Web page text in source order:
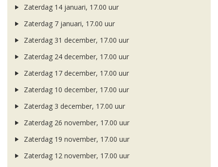
Zaterdag 14 januari, 17.00 uur
Zaterdag 7 januari, 17.00 uur
Zaterdag 31 december, 17.00 uur
Zaterdag 24 december, 17.00 uur
Zaterdag 17 december, 17.00 uur
Zaterdag 10 december, 17.00 uur
Zaterdag 3 december, 17.00 uur
Zaterdag 26 november, 17.00 uur
Zaterdag 19 november, 17.00 uur
Zaterdag 12 november, 17.00 uur